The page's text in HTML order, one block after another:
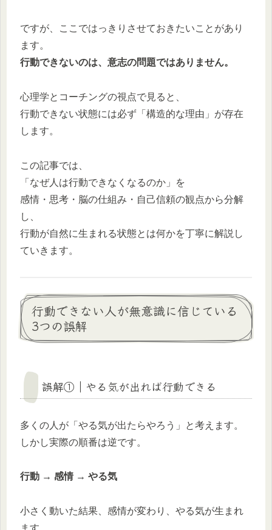
ですが、ここではっきりさせておきたいことがあり
ます。
行動できないのは、意志の問題ではありません。
心理学とコーチングの視点で見ると、
行動できない状態には必ず「構造的な理由」が存在
します。
この記事では、
「なぜ人は行動できなくなるのか」を
感情・思考・脳の仕組み・自己信頼の観点から分解
し、
行動が自然に生まれる状態とは何かを丁寧に解説し
ていきます。
行動できない人が無意識に信じている
3つの誤解
誤解①｜やる気が出れば行動できる
多くの人が「やる気が出たらやろう」と考えます。
しかし実際の順番は逆です。
行動 → 感情 → やる気
小さく動いた結果、感情が変わり、やる気が生まれ